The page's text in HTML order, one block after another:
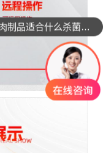
玻璃瓶燕窝适合什么杀菌方式?